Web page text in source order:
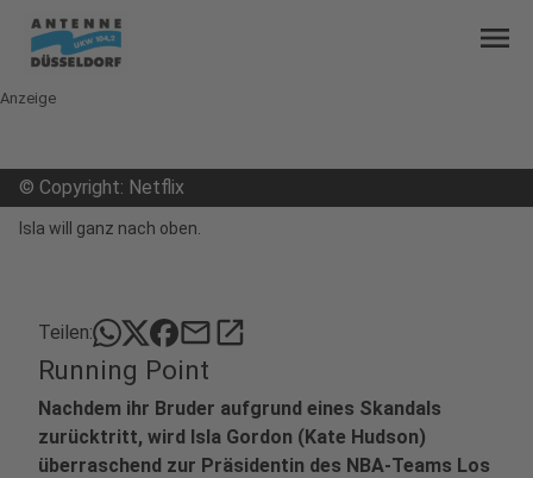
menu
Anzeige
© Copyright: Netflix
Isla will ganz nach oben.
Teilen: mailopen_in_new
Running Point
Nachdem ihr Bruder aufgrund eines Skandals
zurücktritt, wird Isla Gordon (Kate Hudson)
überraschend zur Präsidentin des NBA-Teams Los